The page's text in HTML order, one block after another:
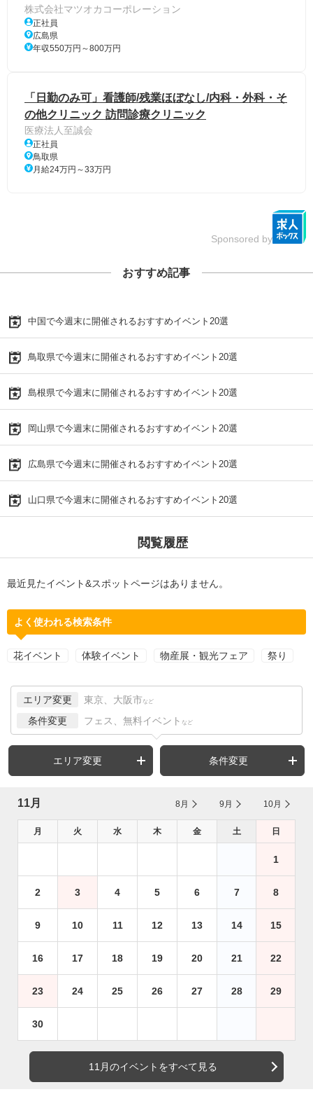
株式会社マツオカコーポレーション
正社員
広島県
年収550万円～800万円
「日勤のみ可」看護師/残業ほぼなし/内科・外科・そ
の他クリニック 訪問診療クリニック
医療法人至誠会
正社員
鳥取県
月給24万円～33万円
Sponsored by
おすすめ記事
中国で今週末に開催されるおすすめイベント20選
鳥取県で今週末に開催されるおすすめイベント20選
島根県で今週末に開催されるおすすめイベント20選
岡山県で今週末に開催されるおすすめイベント20選
広島県で今週末に開催されるおすすめイベント20選
山口県で今週末に開催されるおすすめイベント20選
閲覧履歴
最近見たイベント&スポットページはありません。
よく使われる検索条件
花イベント 体験イベント 物産展・観光フェア 祭り
エリア変更 東京、大阪市 など
条件変更 フェス、無料イベント など
エリア変更 条件変更
11月 8月 9月 10月
月 火 水 木 金 土 日
1
2 3 4 5 6 7 8
9 10 11 12 13 14 15
16 17 18 19 20 21 22
23 24 25 26 27 28 29
30
11月のイベントをすべて見る